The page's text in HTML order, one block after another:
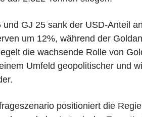
und GJ 25 sank der USD-Anteil
um 12%, während der
die wachsende Rolle von
Umfeld geopolitischer und
positioniert die